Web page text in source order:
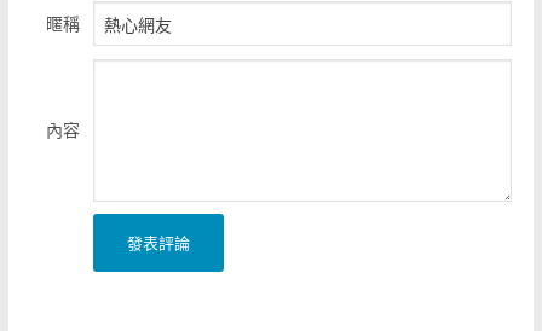
暱稱
內容
發表評論